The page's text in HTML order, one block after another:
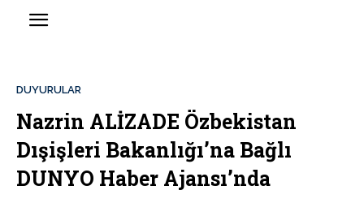
DUYURULAR
Nazrin ALİZADE Özbekistan
Dışişleri Bakanlığı’na Bağlı
DUNYO Haber Ajansı’nda